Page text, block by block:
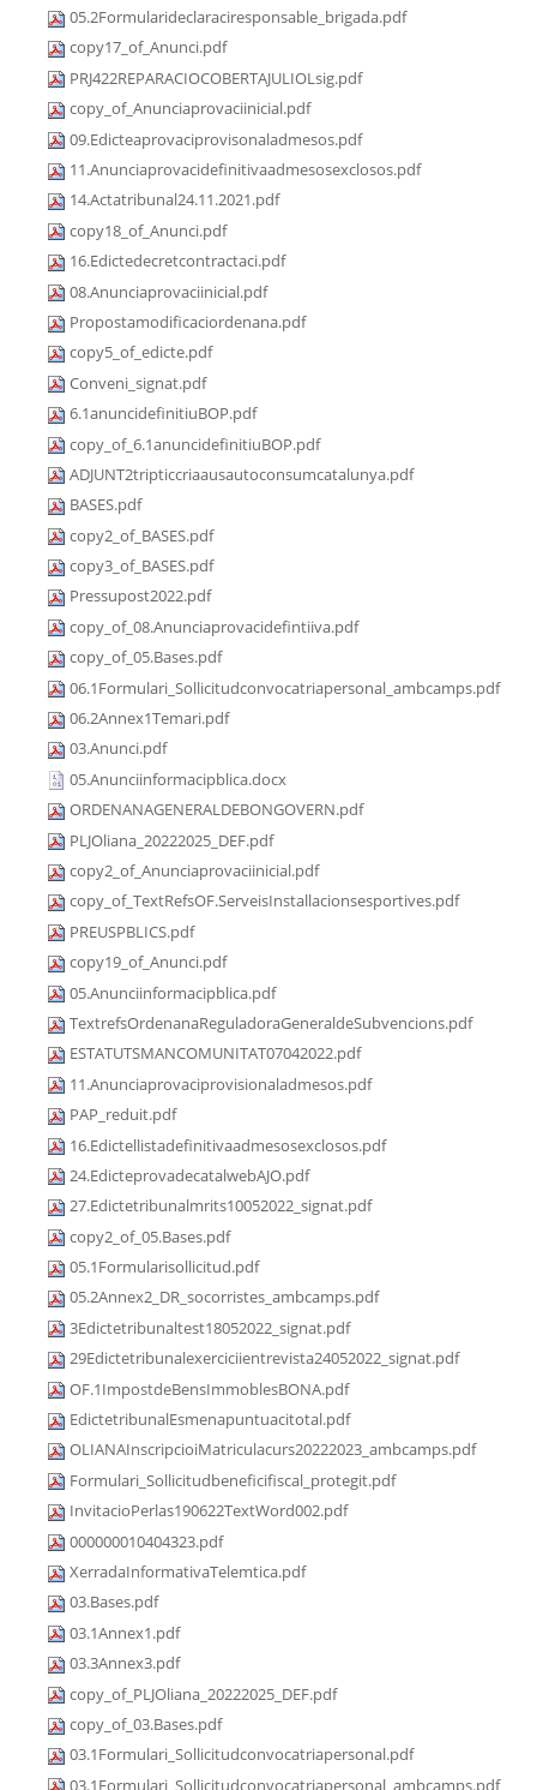
05.2Formularideclaraciresponsable_brigada.pdf
copy17_of_Anunci.pdf
PRJ422REPARACIOCOBERTAJULIOLsig.pdf
copy_of_Anunciaprovaciinicial.pdf
09.Edicteaprovaciprovisonaladmesos.pdf
11.Anunciaprovacidefinitivaadmesosexclosos.pdf
14.Actatribunal24.11.2021.pdf
copy18_of_Anunci.pdf
16.Edictedecretcontractaci.pdf
08.Anunciaprovaciinicial.pdf
Propostamodificaciordenana.pdf
copy5_of_edicte.pdf
Conveni_signat.pdf
6.1anuncidefinitiuBOP.pdf
copy_of_6.1anuncidefinitiuBOP.pdf
ADJUNT2tripticcriaausautoconsumcatalunya.pdf
BASES.pdf
copy2_of_BASES.pdf
copy3_of_BASES.pdf
Pressupost2022.pdf
copy_of_08.Anunciaprovacidefintiiva.pdf
copy_of_05.Bases.pdf
06.1Formulari_Sollicitudconvocatriapersonal_ambcamps.pdf
06.2Annex1Temari.pdf
03.Anunci.pdf
05.Anunciinformacipblica.docx
ORDENANAGENERALDEBONGOVERN.pdf
PLJOliana_20222025_DEF.pdf
copy2_of_Anunciaprovaciinicial.pdf
copy_of_TextRefsOF.ServeisInstallacionsesportives.pdf
PREUSPBLICS.pdf
copy19_of_Anunci.pdf
05.Anunciinformacipblica.pdf
TextrefsOrdenanaReguladoraGeneraldeSubvencions.pdf
ESTATUTSMANCOMUNITAT07042022.pdf
11.Anunciaprovaciprovisionaladmesos.pdf
PAP_reduit.pdf
16.Edictellistadefinitivaadmesosexclosos.pdf
24.EdicteprovadecatalwebAJO.pdf
27.Edictetribunalmrits10052022_signat.pdf
copy2_of_05.Bases.pdf
05.1Formularisollicitud.pdf
05.2Annex2_DR_socorristes_ambcamps.pdf
3Edictetribunaltest18052022_signat.pdf
29Edictetribunalexerciciientrevista24052022_signat.pdf
OF.1ImpostdeBensImmoblesBONA.pdf
EdictetribunalEsmenapuntuacitotal.pdf
OLIANAInscripcioiMatriculacurs20222023_ambcamps.pdf
Formulari_Sollicitudbeneficifiscal_protegit.pdf
InvitacioPerlas190622TextWord002.pdf
000000010404323.pdf
XerradaInformativaTelemtica.pdf
03.Bases.pdf
03.1Annex1.pdf
03.3Annex3.pdf
copy_of_PLJOliana_20222025_DEF.pdf
copy_of_03.Bases.pdf
03.1Formulari_Sollicitudconvocatriapersonal.pdf
03.1Formulari_Sollicitudconvocatriapersonal_ambcamps.pdf